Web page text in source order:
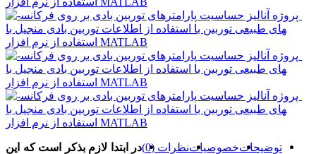
توضیحاتخصوصیاتنظرات (0)
در ابتدا لازم بذکر است که این